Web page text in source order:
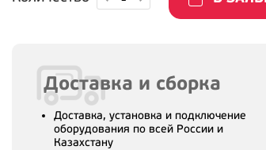
Доставка и сборка
Доставка, установка и подключение
оборудования по всей России и
Казахстану